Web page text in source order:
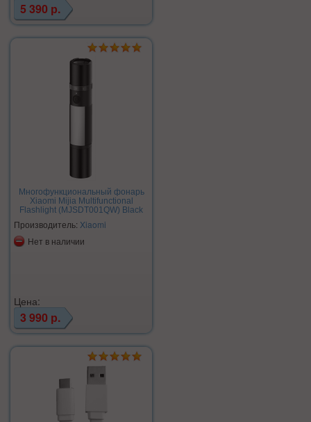
5 390 р.
Многофункциональный фонарь
Xiaomi Mijia Multifunctional
Flashlight (MJSDT001QW) Black
Производитель: Xiaomi
Нет в наличии
Цена:
3 990 р.